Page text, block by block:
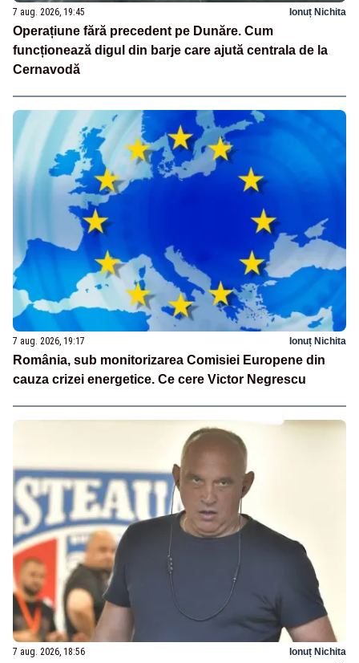
7 aug. 2026, 19:45 Ionuț Nichita
Operațiune fără precedent pe Dunăre. Cum
funcționează digul din barje care ajută centrala de la
Cernavodă
7 aug. 2026, 19:17 Ionuț Nichita
România, sub monitorizarea Comisiei Europene din
cauza crizei energetice. Ce cere Victor Negrescu
7 aug. 2026, 18:56 Ionuț Nichita